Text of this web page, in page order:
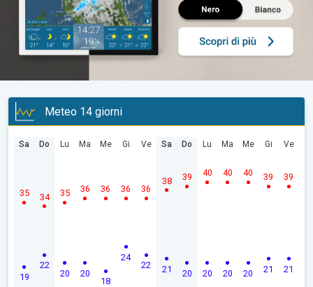
Meteo 14 giorni
Sa
19
35
Do
22
34
Lu
20
35
Ma
20
36
Me
18
36
Gi
24
36
Ve
22
36
Sa
21
38
Do
20
39
Lu
20
40
Ma
20
40
Me
20
40
Gi
21
39
Ve
21
39